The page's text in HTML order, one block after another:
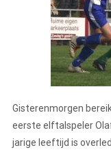
Gisterenmorgen
eerste elftalspeler
jarige leeftijd is